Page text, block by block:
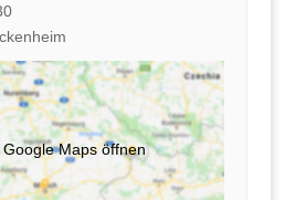
Google Maps öffnen